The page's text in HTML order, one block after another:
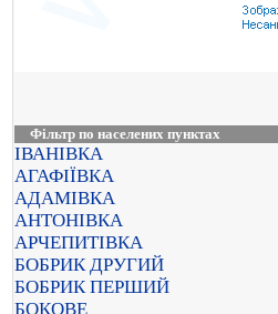
Фільтр по населених пунктах
ІВАНІВКА
АГАФІЇВКА
АДАМІВКА
АНТОНІВКА
АРЧЕПИТІВКА
БОБРИК ДРУГИЙ
БОБРИК ПЕРШИЙ
БОКОВЕ